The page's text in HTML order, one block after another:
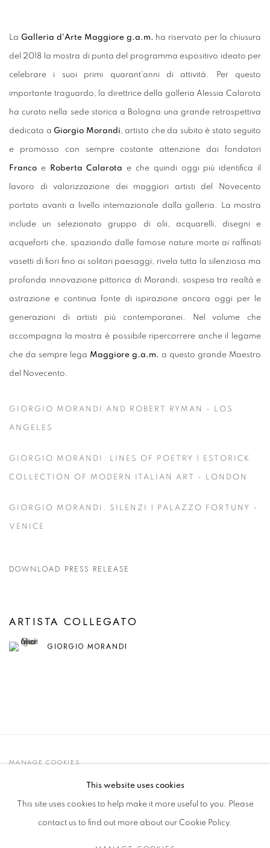
La Galleria d'Arte Maggiore g.a.m. ha riservato per la chiusura
del 2018 la mostra di punta del programma espositivo ideato per
celebrare i suoi primi quarant'anni di attività. Per questo
importante traguardo, la direttrice della galleria Alessia Calarota
ha curato nella sede storica a Bologna una grande retrospettiva
dedicata a Giorgio Morandi, artista che da subito è stato seguito
e promosso con sempre costante attenzione dai fondatori
Franco e Roberta Calarota e che quindi oggi più identifica il
lavoro di valorizzazione dei maggiori artisti del Novecento
portato avanti a livello internazionale dalla galleria. La mostra
include un selezionato gruppo di olii, acquarelli, disegni e
acqueforti che, spaziando dalle famose nature morte ai raffinati
vasetti di fiori fino ai solitari paesaggi, rivela tutta la silenziosa ma
profonda innovazione pittorica di Morandi, sospesa tra realtà e
astrazione e continua fonte di ispirazione ancora oggi per le
generazioni di artisti più contemporanei. Nel volume che
accompagna la mostra è possibile ripercorrere anche il legame
che da sempre lega Maggiore g.a.m. a questo grande Maestro
del Novecento.
GIORGIO MORANDI AND ROBERT RYMAN - LOS
ANGELES
GIORGIO MORANDI. LINES OF POETRY | ESTORICK
COLLECTION OF MODERN ITALIAN ART - LONDON
GIORGIO MORANDI. SILENZI | PALAZZO FORTUNY -
VENICE
DOWNLOAD PRESS RELEASE
ARTISTA COLLEGATO
GIORGIO MORANDI
MANAGE COOKIES
© 2021 GALLERIA D'ARTE MAGGIORE G.A.M.
SITO CREATO DA ARTLOGIC
This website uses cookies
This site uses cookies to help make it more useful to you. Please
contact us to find out more about our Cookie Policy.